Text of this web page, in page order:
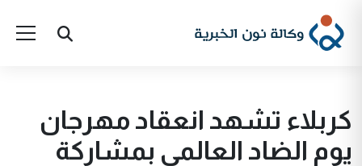
كربلاء تشهد انعقاد مهرجان
يوم الضاد العالمي بمشاركة